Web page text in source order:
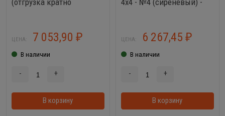
(отгрузка кратно
ЦЕНА: 7 053,90 ₽
В наличии
- +
В корзину В корзинке
4х4 - №4 (сиреневый) -
ЦЕНА: 6 267,45 ₽
В наличии
- +
В корзину